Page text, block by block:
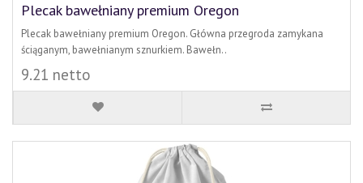
Plecak bawełniany premium Oregon
Plecak bawełniany premium Oregon. Główna przegroda zamykana
ściąganym, bawełnianym sznurkiem. Bawełn..
9.21 netto